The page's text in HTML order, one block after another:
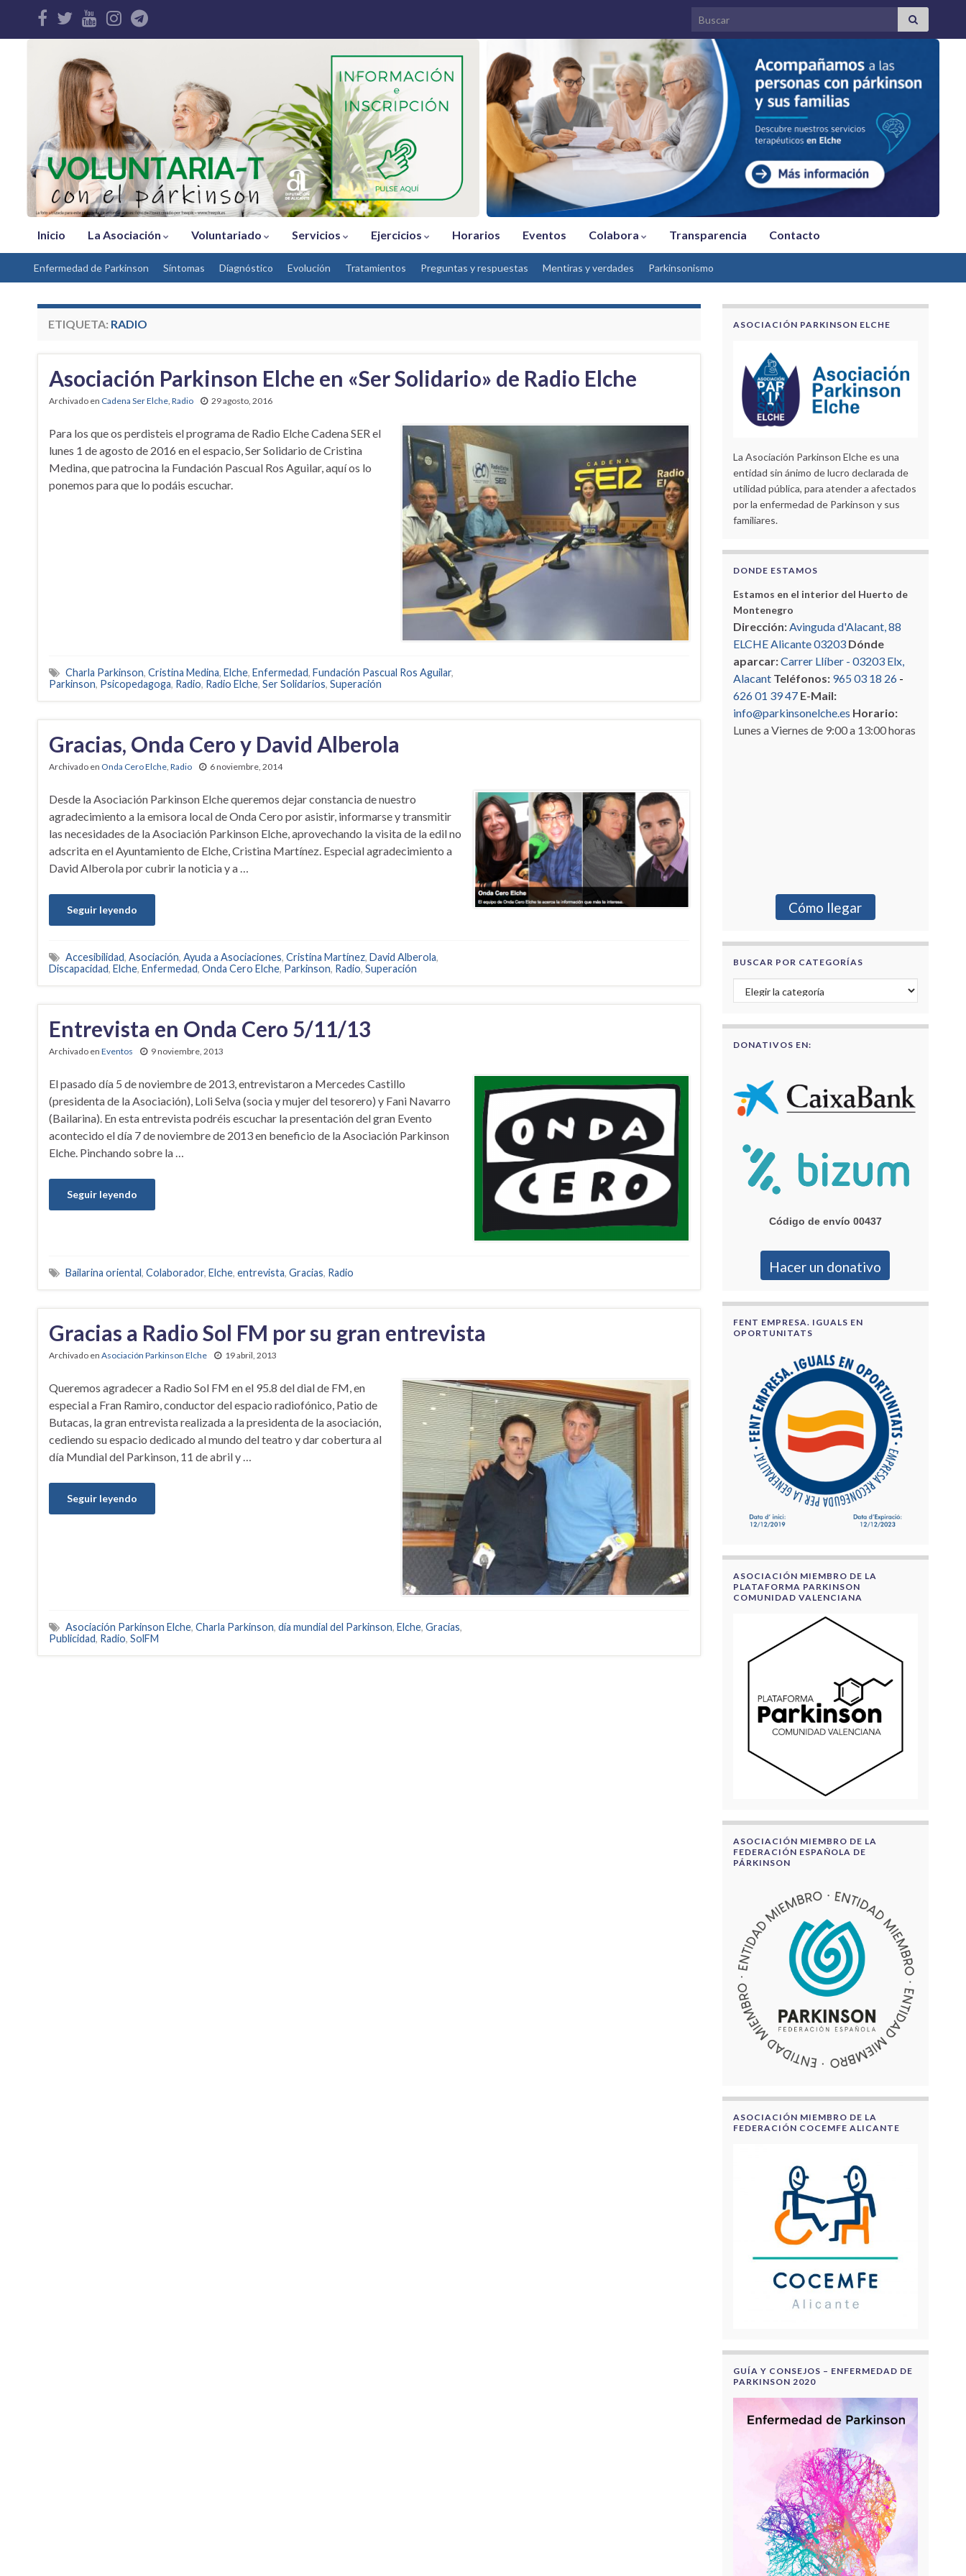
Search for:
Inicio La Asociación Voluntariado Servicios Ejercicios Horarios Eventos Colabora Transparencia Contacto
Enfermedad de Parkinson Síntomas Díagnóstico Evolución Tratamientos Preguntas y respuestas Mentiras y verdades Parkinsonismo
ETIQUETA: RADIO
Asociación Parkinson Elche en «Ser Solidario» de Radio Elche
Archivado en Cadena Ser Elche, Radio 29 agosto, 2016
Para los que os perdisteis el programa de Radio Elche Cadena SER el
lunes 1 de agosto de 2016 en el espacio, Ser Solidario de Cristina
Medina, que patrocina la Fundación Pascual Ros Aguilar, aquí os lo
ponemos para que lo podáis escuchar.
Charla Parkinson, Cristina Medina, Elche, Enfermedad, Fundación Pascual Ros Aguilar,
Parkinson, Psicopedagoga, Radio, Radio Elche, Ser Solidarios, Superación
Gracias, Onda Cero y David Alberola
Archivado en Onda Cero Elche Radio 6 noviembre, 2014
Desde la Asociación Parkinson Elche queremos dejar constancia de nuestro
agradecimiento a la emisora local de Onda Cero por asistir, informarse y transmitir
las necesidades de la Asociación Parkinson Elche, aprovechando la visita de la edil no
adscrita en el Ayuntamiento de Elche, Cristina Martínez. Especial agradecimiento a
David Alberola por cubrir la noticia y a …
Seguir leyendo
Accesibilidad, Asociación, Ayuda a Asociaciones, Cristina Martínez, David Alberola,
Discapacidad, Elche, Enfermedad, Onda Cero Elche, Parkinson, Radio, Superación
Entrevista en Onda Cero 5/11/13
Archivado en Eventos 9 noviembre, 2013
El pasado día 5 de noviembre de 2013, entrevistaron a Mercedes Castillo
(presidenta de la Asociación), Loli Selva (socia y mujer del tesorero) y Fani Navarro
(Bailarina). En esta entrevista podréis escuchar la presentación del gran Evento
acontecido el día 7 de noviembre de 2013 en beneficio de la Asociación Parkinson
Elche. Pinchando sobre la …
Seguir leyendo
Bailarina oriental, Colaborador, Elche, entrevista, Gracias, Radio
Gracias a Radio Sol FM por su gran entrevista
Archivado en Asociación Parkinson Elche 19 abril, 2013
Queremos agradecer a Radio Sol FM en el 95.8 del dial de FM, en
especial a Fran Ramiro, conductor del espacio radiofónico, Patio de
Butacas, la gran entrevista realizada a la presidenta de la asociación,
cediendo su espacio dedicado al mundo del teatro y dar cobertura al
día Mundial del Parkinson, 11 de abril y …
Seguir leyendo
Asociación Parkinson Elche, Charla Parkinson, día mundial del Parkinson, Elche, Gracias,
Publicidad, Radio, SolFM
ASOCIACIÓN PARKINSON ELCHE
La Asociación Parkinson Elche es una
entidad sin ánimo de lucro declarada de
utilidad pública, para atender a afectados
por la enfermedad de Parkinson y sus
familiares.
DONDE ESTAMOS
Estamos en el interior del Huerto de
Montenegro
Dirección:Avinguda d'Alacant, 88
ELCHE Alicante 03203 Dónde
aparcar:Carrer Llíber - 03203 Elx,
Alacant Teléfonos: 965 03 18 26-
626 01 39 47 E-Mail:
info@parkinsonelche.es Horario:
Lunes a Viernes de 9:00 a 13:00 horas
Cómo llegar
BUSCAR POR CATEGORÍAS
Buscar por categorías
DONATIVOS EN:
Código de envío 00437
Hacer un donativo
FENT EMPRESA. IGUALS EN
OPORTUNITATS
ASOCIACIÓN MIEMBRO DE LA
PLATAFORMA PARKINSON
COMUNIDAD VALENCIANA
ASOCIACIÓN MIEMBRO DE LA
FEDERACIÓN ESPAÑOLA DE
PÁRKINSON
ASOCIACIÓN MIEMBRO DE LA
FEDERACIÓN COCEMFE ALICANTE
GUÍA Y CONSEJOS – ENFERMEDAD DE
PARKINSON 2020